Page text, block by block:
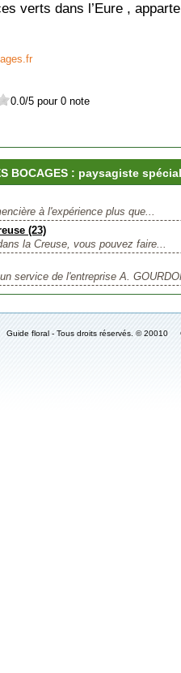
verts dans l’Eure ,
0.0/5 pour 0 note
BOCAGES : paysagiste
à l'expérience plus que...
(23)
la Creuse, vous pouvez faire...
service de l'entreprise A.
Guide floral - Tous droits réservés. ©